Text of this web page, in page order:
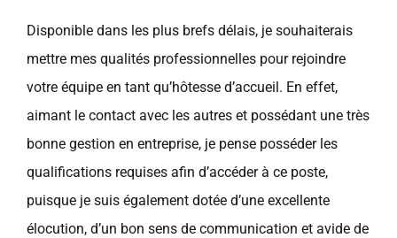
Disponible dans les plus brefs délais, je souhaiterais
mettre mes qualités professionnelles pour rejoindre
votre équipe en tant qu’hôtesse d’accueil. En effet,
aimant le contact avec les autres et possédant une très
bonne gestion en entreprise, je pense posséder les
qualifications requises afin d’accéder à ce poste,
puisque je suis également dotée d’une excellente
élocution, d’un bon sens de communication et avide de